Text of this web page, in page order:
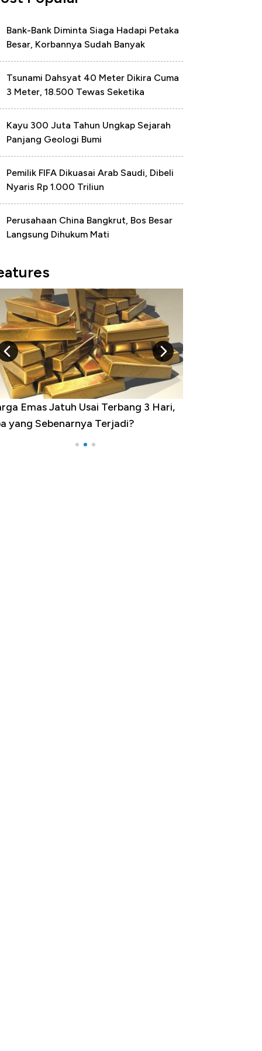
Bank-Bank Diminta Siaga Hadapi Petaka
Besar, Korbannya Sudah Banyak
Tsunami Dahsyat 40 Meter Dikira Cuma
3 Meter, 18.500 Tewas Seketika
Kayu 300 Juta Tahun Ungkap Sejarah
Panjang Geologi Bumi
Pemilik FIFA Dikuasai Arab Saudi, Dibeli
Nyaris Rp 1.000 Triliun
Perusahaan China Bangkrut, Bos Besar
Langsung Dihukum Mati
3 Hari,
Dominasi China Menggila, Jadi Sumber
Impor 100 Negara